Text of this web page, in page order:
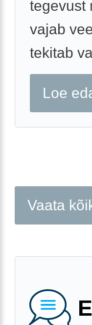
tegevust
vajab
tekitab
Loe
Vaata